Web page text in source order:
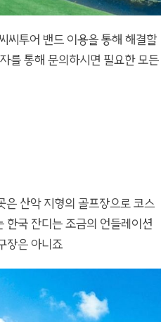
씨투어 밴드 이용을 통해 해결할
를 통해 문의하시면 필요한 모든
산악 지형의 골프장으로 코스
한국 잔디는 조금의 언들레이션
장은 아니죠